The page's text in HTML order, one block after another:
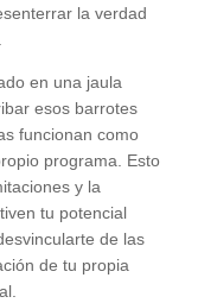
la verdad
en una jaula
esos barrotes
funcionan como
programa. Esto
y la
tu potencial
de las
de tu propia